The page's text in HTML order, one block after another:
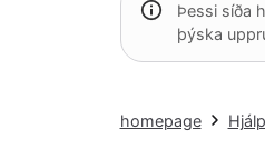
Þessi síða
þýska
homepage Hjálp